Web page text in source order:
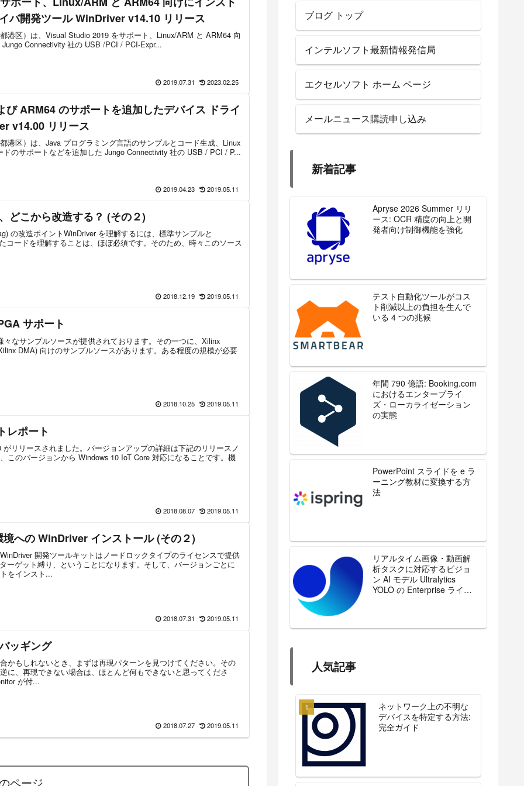
バ開発ツール WinDriver v14.10 リリース
港区）は、Visual Studio 2019 をサポート、Linux/ARM と ARM64 向
Connectivity 社の USB /PCI / PCI-Expr...
2019.07.31 2023.02.25
ARM64 のサポートを追加したデバイス ドライ
v14.00 リリース
港区）は、Java プログラミング言語のサンプルとコード生成、Linux
のサポートなどを追加した Jungo Connectivity 社の USB / PCI / P...
2019.04.23 2019.05.11
どこから改造する？ (その２)
の改造ポイントWinDriver を理解するには、標準サンプルと
コードを理解することは、ほぼ必須です。そのため、時々このソース
2018.12.19 2019.05.11
サポート
々なサンプルソースが提供されております。その一つに、Xilinx
DMA) 向けのサンプルソースがあります。ある程度の規模が必要
2018.10.25 2019.05.11
レポート
リリースされました。バージョンアップの詳細は下記のリリースノ
このバージョンから Windows 10 IoT Core 対応になることです。機
2018.08.07 2019.05.11
への WinDriver インストール (その２)
開発ツールキットはノードロックタイプのライセンスで提供
ーゲット縛り、ということになります。そして、バージョンごとに
をインスト...
2018.07.31 2019.05.11
ッギング
かもしれないとき、まずは再現パターンを見つけてください。その
に、再現できない場合は、ほとんど何もできないと思ってくださ
が付...
2018.07.27 2019.05.11
ページ
ブログ トップ
インテルソフト最新情報発信局
エクセルソフト ホーム ページ
メールニュース購読申し込み
新着記事
Apryse 2026 Summer リリ
ース: OCR 精度の向上と開
発者向け制御機能を強化
テスト自動化ツールがコス
ト削減以上の負担を生んで
いる 4 つの兆候
年間 790 億語: Booking.com
におけるエンタープライ
ズ・ローカライゼーション
の実態
PowerPoint スライドを e ラ
ーニング教材に変換する方
法
リアルタイム画像・動画解
析タスクに対応するビジョ
ン AI モデル Ultralytics
YOLO の Enterprise ライセ
人気記事
ネットワーク上の不明な
デバイスを特定する方法:
完全ガイド